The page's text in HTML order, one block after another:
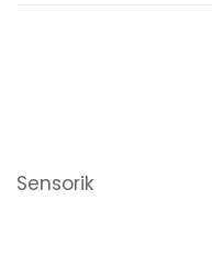
Sensorik